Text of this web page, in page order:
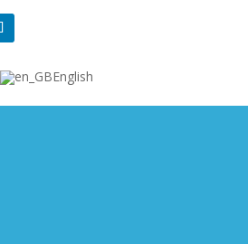
English